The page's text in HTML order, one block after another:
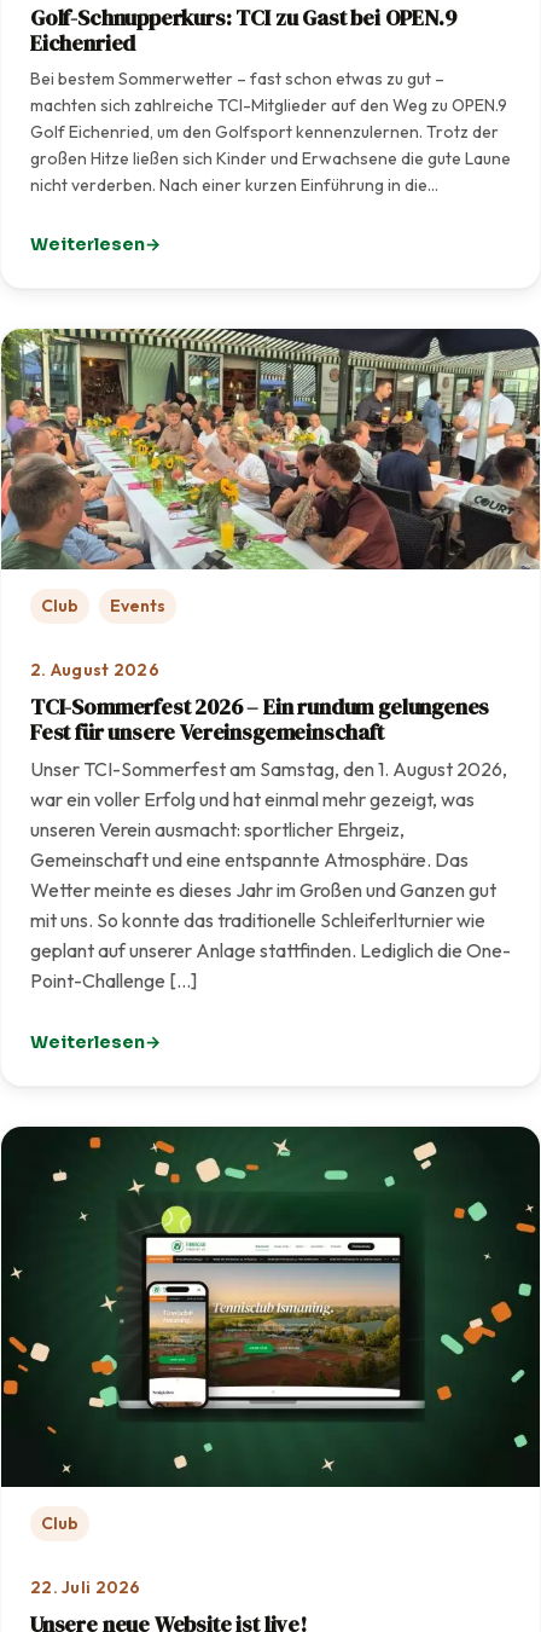
Golf-Schnupperkurs: TCI zu Gast bei OPEN.9
Eichenried
Bei bestem Sommerwetter – fast schon etwas zu gut –
machten sich zahlreiche TCI-Mitglieder auf den Weg zu OPEN.9
Golf Eichenried, um den Golfsport kennenzulernen. Trotz der
großen Hitze ließen sich Kinder und Erwachsene die gute Laune
nicht verderben. Nach einer kurzen Einführung in die…
Weiterlesen
: Golf-Schnupperkurs: TCI zu Gast bei OPEN.9
Club Events
2. August 2026
TCI-Sommerfest 2026 – Ein rundum gelungenes
Fest für unsere Vereinsgemeinschaft
Unser TCI-Sommerfest am Samstag, den 1. August 2026,
war ein voller Erfolg und hat einmal mehr gezeigt, was
unseren Verein ausmacht: sportlicher Ehrgeiz,
Gemeinschaft und eine entspannte Atmosphäre. Das
Wetter meinte es dieses Jahr im Großen und Ganzen gut
mit uns. So konnte das traditionelle Schleiferlturnier wie
geplant auf unserer Anlage stattfinden. Lediglich die One-
Point-Challenge […]
Weiterlesen
: TCI-Sommerfest 2026 – Ein rundum gelungenes Fest
Club
22. Juli 2026
Unsere neue Website ist live!